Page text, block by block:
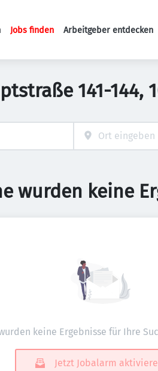
Haupt-Navigation
Jobs finden Arbeitgeber entdecken
141-144,
wurden keine
keine Ergebnisse für Ihre
Jetzt Jobalarm